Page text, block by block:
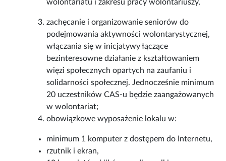
wolontariatu i zakresu pracy wolontariuszy,
zachęcanie i organizowanie seniorów do
podejmowania aktywności wolontarystycznej,
włączania się w inicjatywy łączące
bezinteresowne działanie z kształtowaniem
więzi społecznych opartych na zaufaniu i
solidarności społecznej. Jednocześnie minimum
20 uczestników CAS-u będzie zaangażowanych
w wolontariat;
obowiązkowe wyposażenie lokalu w:
minimum 1 komputer z dostępem do Internetu,
rzutnik i ekran,